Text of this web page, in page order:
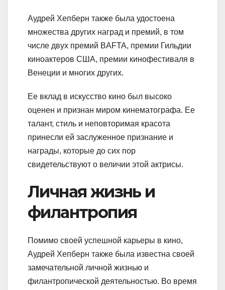
Аудрей Хепберн также была удостоена
множества других наград и премий, в том
числе двух премий BAFTA, премии Гильдии
киноактеров США, премии кинофестиваля в
Венеции и многих других.
Ее вклад в искусство кино был высоко
оценен и признан миром кинематографа. Ее
талант, стиль и неповторимая красота
принесли ей заслуженное признание и
награды, которые до сих пор
свидетельствуют о величии этой актрисы.
Личная жизнь и
филантропия
Помимо своей успешной карьеры в кино,
Аудрей Хепберн также была известна своей
замечательной личной жизнью и
филантропической деятельностью. Во время